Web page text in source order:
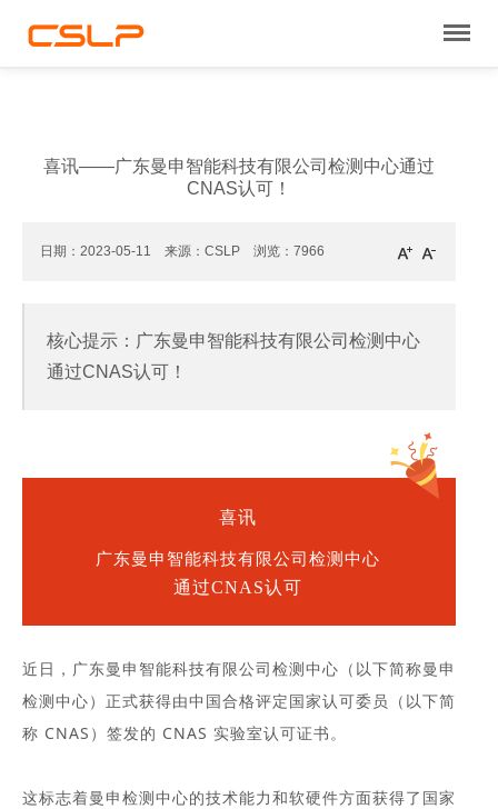
喜讯——广东曼申智能科技有限公司检测中心通过
CNAS认可！
日期：2023-05-11 来源：CSLP 浏览： 7966
核心提示：广东曼申智能科技有限公司检测中心
通过CNAS认可！
喜讯
广东曼申智能科技有限公司检测中心
通过CNAS认可
近日，广东曼申智能科技有限公司检测中心（以下简称曼申
检测中心）正式获得由中国合格评定国家认可委员（以下简
称 CNAS）签发的 CNAS 实验室认可证书。
这标志着曼申检测中心的技术能力和软硬件方面获得了国家